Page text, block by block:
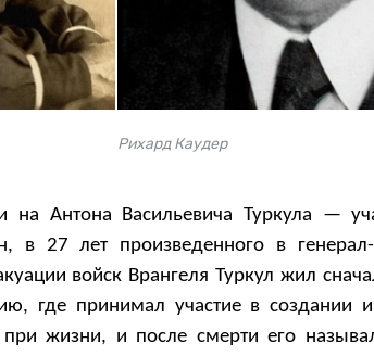
Рихард Каудер
на Антона Васильевича Туркула —
в 27 лет произведенного в
войск Врангеля Туркул жил
где принимал участие в создании
при жизни, и после смерти его